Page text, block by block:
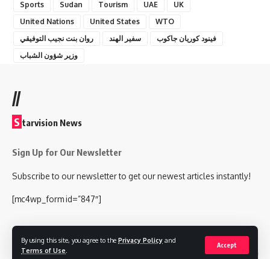
By using this site, you agree to the Privacy Policy and
Terms of Use
Accept
Sports
Sudan Tourism UAE
UK
United Nations
United States
WTO
روان بنت نجيب التوفيقي
سفير الهند
فينود كوريان جاكوب
وزير شؤون الشباب
//
S tarvision News
Sign Up for Our Newsletter
Subscribe to our newsletter to get our newest articles instantly!
[mc4wp_form id=”847″]